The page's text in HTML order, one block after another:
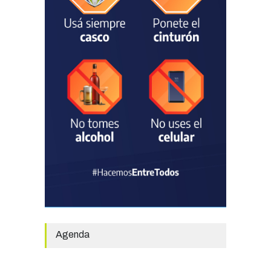
estación
hidrometeorológica para
fortalecer el monitoreo y la
prevención ante eventos
SEGURIDAD 31/07/2026
La Escuela Normal tendrá
calefacción para el reinicio
de las clases tras una obra
de emergencia financiada
por la Municipalidad
Avanza el proceso
Agenda